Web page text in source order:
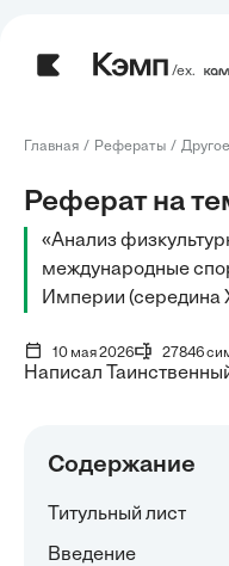
/ех.
Главная Рефераты Другое
Реферат на
«Анализ
международные
Империи (середина
10 мая 2026 27846
Написал
Содержание
Титульный лист
Введение